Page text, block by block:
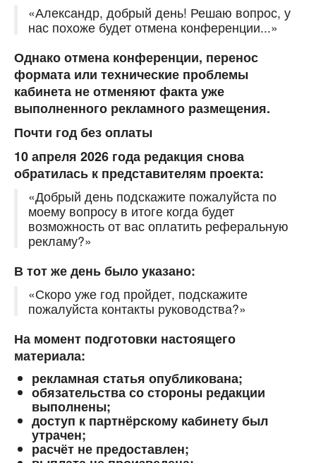
«Александр, добрый день! Решаю вопрос, у
нас похоже будет отмена конференции...»
Однако отмена конференции, перенос
формата или технические проблемы
кабинета не отменяют факта уже
выполненного рекламного размещения.
Почти год без оплаты
10 апреля 2026 года редакция снова
обратилась к представителям проекта:
«Добрый день подскажите пожалуйста по
моему вопросу в итоге когда будет
возможность от вас оплатить реферальную
рекламу?»
В тот же день было указано:
«Скоро уже год пройдет, подскажите
пожалуйста контакты руководства?»
На момент подготовки настоящего
материала:
рекламная статья опубликована;
обязательства со стороны редакции
выполнены;
доступ к партнёрскому кабинету был
утрачен;
расчёт не предоставлен;